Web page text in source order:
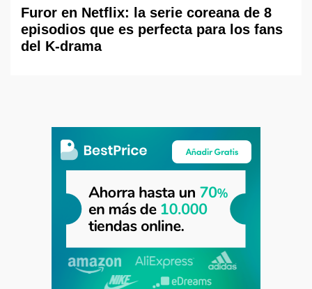
Furor en Netflix: la serie coreana de 8
episodios que es perfecta para los fans
del K-drama